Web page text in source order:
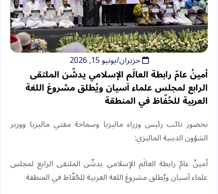
حزيران/يونيو 15, 2026
أمينُ عامّ رابطة العالَم الإسلامي يدشّن الملتقى
الرابع لمجلس علماء آسيان ويُطلق مشروعَ اللغة
العربية للحُفّاظ في المنطقة
بحضور نائب رئيس وزراء ماليزيا وسماحة مفتي ماليزيا ووزير
الشؤون الدينية الماليزي:
أمينُ عامّ رابطة العالَم الإسلامي يدشّن الملتقى الرابع لمجلس
علماء آسيان ويُطلق مشروعَ اللغة العربية للحُفّاظ في المنطقة